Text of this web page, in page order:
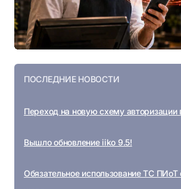
ПОСЛЕДНИЕ НОВОСТИ
Переход на новую схему авторизации
Вышло обновление iiko 9.5!
Обязательное использование ТС ПИоТ